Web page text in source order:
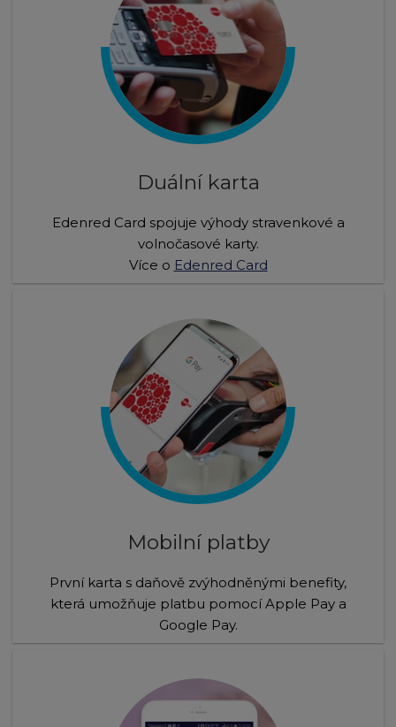
Duální karta
Edenred Card spojuje výhody stravenkové a
volnočasové karty.
Více o Edenred Card
Mobilní platby
První karta s daňově zvýhodněnými benefity,
která umožňuje platbu pomocí Apple Pay a
Google Pay.